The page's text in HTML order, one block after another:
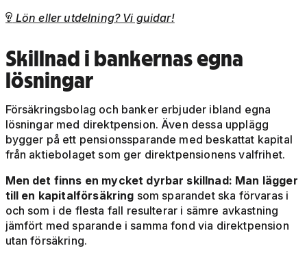
 Lön eller utdelning? Vi guidar!
Skillnad i bankernas egna
lösningar
Försäkringsbolag och banker erbjuder ibland egna
lösningar med direktpension. Även dessa upplägg
bygger på ett pensionssparande med beskattat kapital
från aktiebolaget som ger direktpensionens valfrihet.
Men det finns en mycket dyrbar skillnad: Man lägger
till en kapitalförsäkring som sparandet ska förvaras i
och som i de flesta fall resulterar i sämre avkastning
jämfört med sparande i samma fond via direktpension
utan försäkring.